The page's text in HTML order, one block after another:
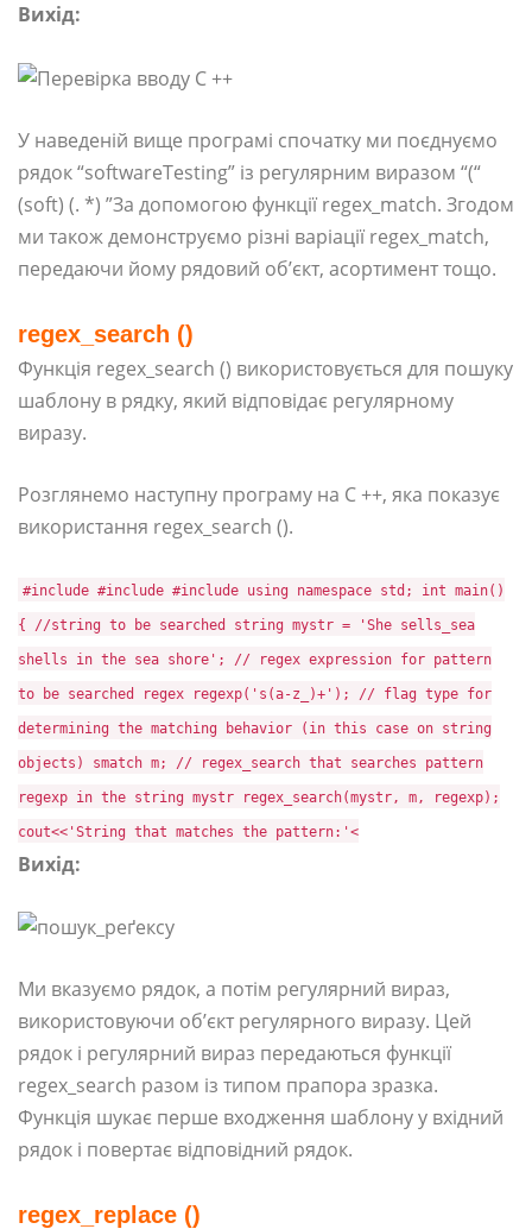
Вихід:
У наведеній вище програмі спочатку ми поєднуємо
рядок “softwareTesting” із регулярним виразом “(“
(soft) (. *) ”За допомогою функції regex_match. Згодом
ми також демонструємо різні варіації regex_match,
передаючи йому рядовий об’єкт, асортимент тощо.
regex_search ()
Функція regex_search () використовується для пошуку
шаблону в рядку, який відповідає регулярному
виразу.
Розглянемо наступну програму на C ++, яка показує
використання regex_search ().
#include #include #include using namespace std; int main()
{ //string to be searched string mystr = 'She sells_sea
shells in the sea shore'; // regex expression for pattern
to be searched regex regexp('s(a-z_)+'); // flag type for
determining the matching behavior (in this case on string
objects) smatch m; // regex_search that searches pattern
regexp in the string mystr regex_search(mystr, m, regexp);
cout<<'String that matches the pattern:'<
Вихід:
Ми вказуємо рядок, а потім регулярний вираз,
використовуючи об’єкт регулярного виразу. Цей
рядок і регулярний вираз передаються функції
regex_search разом із типом прапора зразка.
Функція шукає перше входження шаблону у вхідний
рядок і повертає відповідний рядок.
regex_replace ()